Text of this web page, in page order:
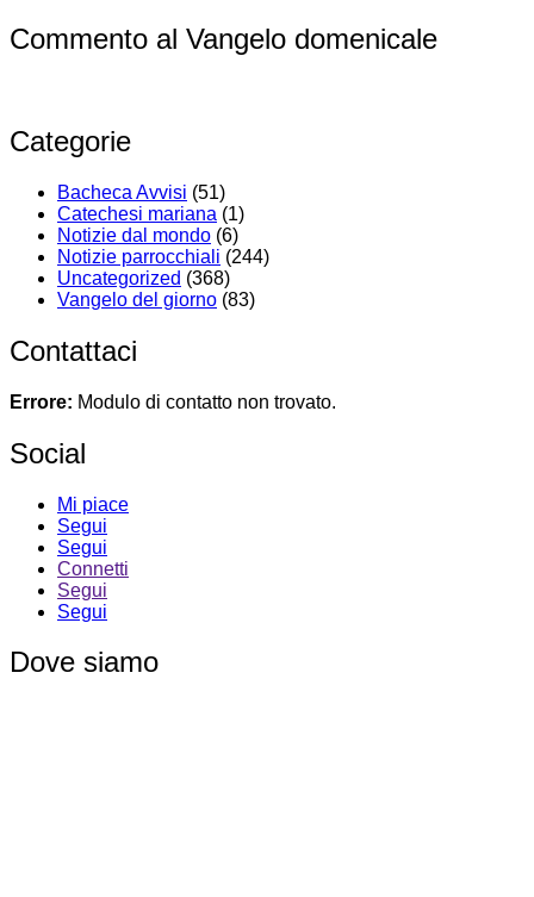
Commento al Vangelo domenicale
Categorie
Bacheca Avvisi (51)
Catechesi mariana (1)
Notizie dal mondo (6)
Notizie parrocchiali (244)
Uncategorized (368)
Vangelo del giorno (83)
Contattaci
Errore: Modulo di contatto non trovato.
Social
Mi piace
Segui
Segui
Connetti
Segui
Segui
Dove siamo